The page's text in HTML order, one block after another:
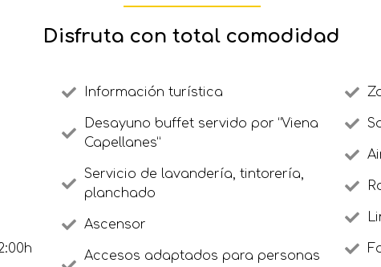
Disfruta con total comodidad
Información turística
Desayuno buffet servido por “Viena
Capellanes”
Servicio de lavandería, tintorería,
planchado
Ascensor
Accesos adaptados para personas